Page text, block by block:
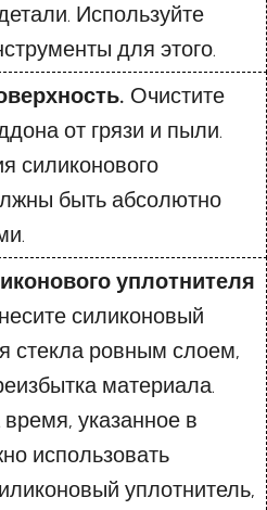
Используйте
для этого.
Очистите
от грязи и пыли.
силиконового
быть абсолютно
уплотнителя
силиконовый
стекла ровным слоем,
материала.
указанное в
использовать
уплотнитель,